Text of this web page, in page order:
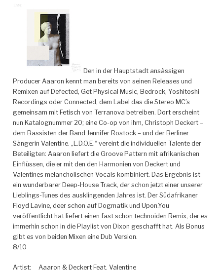
Den in der Hauptstadt ansässigen
Producer Aaaron kennt man bereits von seinen Releases und
Remixen auf Defected, Get Physical Music, Bedrock, Yoshitoshi
Recordings oder Connected, dem Label das die Stereo MC’s
gemeinsam mit Fetisch von Terranova betreiben. Dort erscheint
nun Katalognummer 20; eine Co-op von ihm, Christoph Deckert –
dem Bassisten der Band Jennifer Rostock – und der Berliner
Sängerin Valentine. „L.D.O.E.“ vereint die individuellen Talente der
Beteiligten: Aaaron liefert die Groove Pattern mit afrikanischen
Einflüssen, die er mit den den Harmonien von Deckert und
Valentines melancholischen Vocals kombiniert. Das Ergebnis ist
ein wunderbarer Deep-House Track, der schon jetzt einer unserer
Lieblings-Tunes des ausklingenden Jahres ist. Der Südafrikaner
Floyd Lavine, deer schon auf Dogmatik und Upon.You
veröffentlicht hat liefert einen fast schon technoiden Remix, der es
immerhin schon in die Playlist von Dixon geschafft hat. Als Bonus
gibt es von beiden Mixen eine Dub Version.
8/10
Artist: Aaaron & Deckert Feat. Valentine